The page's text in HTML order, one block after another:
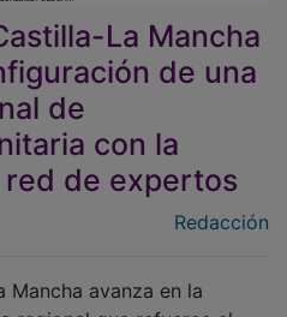
La Mancha
de una
de
con la
de expertos
regional que refuerce el